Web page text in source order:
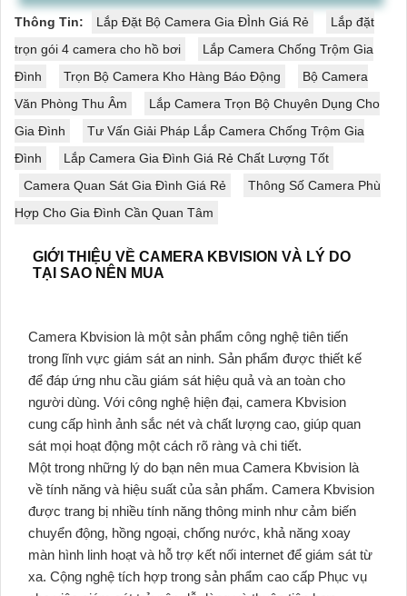
Thông Tin: Lắp Đặt Bộ Camera Gia ĐÌnh Giá Rẻ
Lắp đặt
trọn gói 4 camera cho hồ bơi
Lắp Camera Chống Trộm Gia
Đình
Trọn Bộ Camera Kho Hàng Báo Động
Bộ Camera
Văn Phòng Thu Âm
Lắp Camera Trọn Bộ Chuyên Dụng Cho
Gia Đình
Tư Vấn Giải Pháp Lắp Camera Chống Trộm Gia
Đình
Lắp Camera Gia Đình Giá Rẻ Chất Lượng Tốt
Camera Quan Sát Gia Đình Giá Rẻ
Thông Số Camera Phù
Hợp Cho Gia Đình Cần Quan Tâm
GIỚI THIỆU VỀ CAMERA KBVISION VÀ LÝ DO
TẠI SAO NÊN MUA
Camera Kbvision là một sản phẩm công nghệ tiên tiến
trong lĩnh vực giám sát an ninh. Sản phẩm được thiết kế
để đáp ứng nhu cầu giám sát hiệu quả và an toàn cho
người dùng. Với công nghệ hiện đại, camera Kbvision
cung cấp hình ảnh sắc nét và chất lượng cao, giúp quan
sát mọi hoạt động một cách rõ ràng và chi tiết.
Một trong những lý do bạn nên mua Camera Kbvision là
về tính năng và hiệu suất của sản phẩm. Camera Kbvision
được trang bị nhiều tính năng thông minh như cảm biến
chuyển động, hồng ngoại, chống nước, khả năng xoay
màn hình linh hoạt và hỗ trợ kết nối internet để giám sát từ
xa. Cộng nghệ tích hợp trong sản phẩm cao cấp Phục vụ